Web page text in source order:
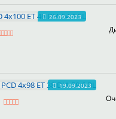
26.09.2023
19.09.2023